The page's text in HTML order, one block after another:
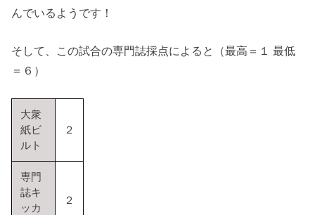
んでいるようです！
そして、この試合の専門誌採点によると（最高＝１ 最低
＝６）
大衆
紙ビ
ルト
２
専門
誌キ
ッカ
２